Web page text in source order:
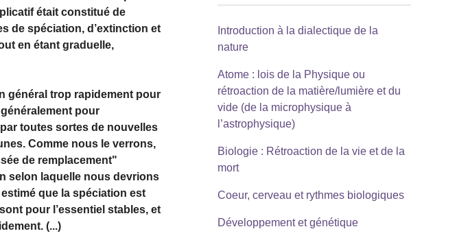
était constitué de
de spéciation, d’extinction et
en étant graduelle,
général trop rapidement pour
pour
toutes sortes de nouvelles
Comme nous le verrons,
de remplacement"
selon laquelle nous devrions
que la spéciation est
pour l’essentiel stables, et
(...)
Introduction à la dialectique de la
nature
Atome : lois de la Physique ou
rétroaction de la matière/lumière et du
vide (de la microphysique à
l’astrophysique)
Biologie : Rétroaction de la vie et de la
mort
Coeur, cerveau et rythmes biologiques
Développement et génétique